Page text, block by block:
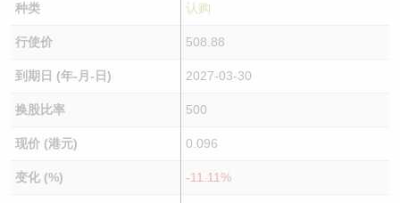
种类 认购
行使价 508.88
到期日 (年-月-日) 2027-03-30
换股比率 500
现价 (港元) 0.096
变化 (%) -11.11%